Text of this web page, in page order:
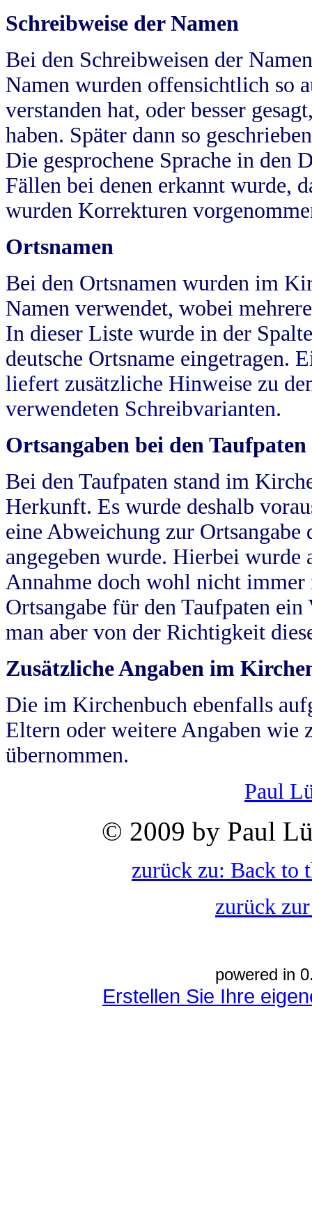
Schreibweise der Namen
Bei den Schreibweisen der
Namen wurden offensichtlich so
verstanden hat, oder besser
haben. Später dann so
Die gesprochene Sprache in
Fällen bei denen erkannt wurde,
wurden Korrekturen
Ortsnamen
Bei den Ortsnamen wurden im
Namen verwendet, wobei
In dieser Liste wurde in der
deutsche Ortsname eingetragen.
liefert zusätzliche Hinweise zu
verwendeten Schreibvarianten.
Ortsangaben bei den Taufpaten
Bei den Taufpaten stand im
Herkunft. Es wurde deshalb
eine Abweichung zur
angegeben wurde. Hierbei wurde
Annahme doch wohl nicht
Ortsangabe für den Taufpaten
man aber von der Richtigkeit
Zusätzliche Angaben im
Die im Kirchenbuch ebenfalls
Eltern oder weitere Angaben wie
übernommen.
Paul
© 2009 by Paul
zurück zu: Back to
zurück
powered in
Erstellen Sie Ihre